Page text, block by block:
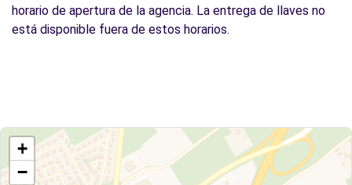
horario de apertura de la agencia. La entrega de llaves no
está disponible fuera de estos horarios.
+
−